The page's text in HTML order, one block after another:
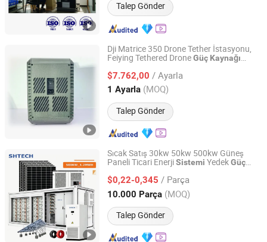
Talep Gönder
Dji Matrice 350 Drone Tether İstasyonu,
Feiying Tethered DroneGüç Kaynağı
İzleme Kablo Uzunluğu 55m S35-M350
$7.762,00 / Ayarla
1 Ayarla (MOQ)
Talep Gönder
Nanjing Feiying Intelligent Equipment Co., Ltd.
Jiangsu, China Fiyat 2025
Sıcak Satış 30kw 50kw 500kw Güneş
Paneli Ticari EnerjiSistemi YedekGüç
BataryaSistemi
$0,22-0,345 / Parça
10.000 Parça (MOQ)
Talep Gönder
SH Tech Co., LTD
Anhui, China Fiyat 2026